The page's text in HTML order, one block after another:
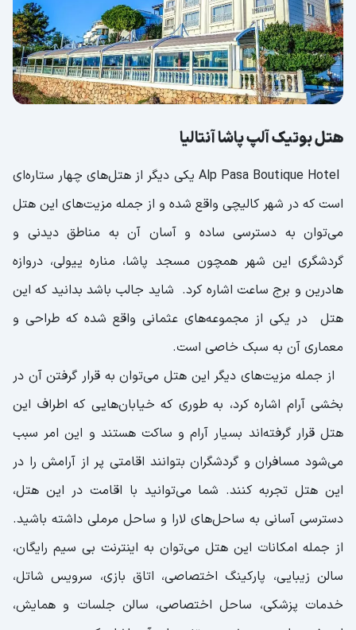
هتل بوتيک آلپ پاشا آنتالیا
Alp Pasa Boutique Hotel یکی دیگر از هتل‌های چهار ستاره‌ای
است که در شهر کالیچی واقع شده و از جمله مزیت‌های این هتل
می‌توان به دسترسی ساده و آسان آن به مناطق دیدنی و
گردشگری این شهر همچون مسجد پاشا، مناره ییولی، دروازه‌
هادرین و برج ساعت اشاره کرد. شاید جالب باشد بدانید که این
هتل در یکی از مجموعه‌های عثمانی واقع شده که طراحی و
معماری آن به سبک خاصی است.
از جمله مزیت‌های دیگر این هتل می‌توان به قرار گرفتن آن در
بخشی آرام اشاره کرد، به طوری که خیابان‌هایی که اطراف این
هتل قرار گرفته‌اند بسیار آرام و ساکت هستند و این امر سبب
می‌شود مسافران و گردشگران بتوانند اقامتی پر از آرامش را در
این هتل تجربه کنند. شما می‌توانید با اقامت در این هتل،
دسترسی آسانی به ساحل‌های لارا و ساحل مرملی داشته باشید.
از جمله امکانات این هتل می‌توان به اینترنت بی سیم رایگان،
سالن زیبایی، پارکینگ اختصاصی، اتاق بازی، سرویس شاتل،
خدمات پزشکی، ساحل اختصاصی، سالن جلسات و همایش،